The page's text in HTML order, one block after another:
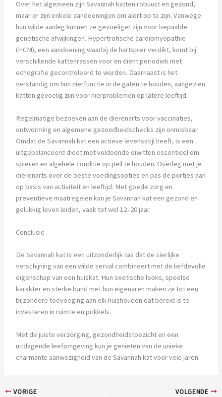
Over het algemeen zijn Savannah katten robuust en gezond,
maar er zijn enkele aandoeningen om alert op te zijn. Vanwege
hun wilde aanleg kunnen ze gevoeliger zijn voor bepaalde
genetische afwijkingen. Hypertrofische cardiomyopathie
(HCM), een aandoening waarbij de hartspier verdikt, komt bij
verschillende kattenrassen voor en dient periodiek met
echografie gecontroleerd te worden. Daarnaast is het
verstandig om hun nierfunctie in de gaten te houden, aangezien
katten gevoelig zijn voor nierproblemen op latere leeftijd.
Regelmatige bezoeken aan de dierenarts voor vaccinaties,
ontworming en algemene gezondheidschecks zijn onmisbaar.
Omdat de Savannah kat een actieve levensstijl heeft, is een
uitgebalanceerd dieet met voldoende eiwitten essentieel om
spieren en algehele conditie op peil te houden. Overleg met je
dierenarts over de beste voedingsopties en pas de porties aan
op basis van activiteit en leeftijd. Met goede zorg en
preventieve maatregelen kan je Savannah kat een gezond en
gelukkig leven leiden, vaak tot wel 12–20 jaar.
Conclusie
De Savannah kat is een uitzonderlijk ras dat de sierlijke
verschijning van een wilde serval combineert met de liefdevolle
eigenschap van een huiskat. Hun exotische looks, speelse
karakter en sterke band met hun eigenaren maken ze tot een
bijzondere toevoeging aan elk huishouden dat bereid is te
investeren in ruimte en prikkels.
Met de juiste verzorging, gezondheidstoezicht en een
uitdagende leefomgeving kun je genieten van de unieke
charmante aanwezigheid van de Savannah kat voor vele jaren.
VORIGE VOLGENDE